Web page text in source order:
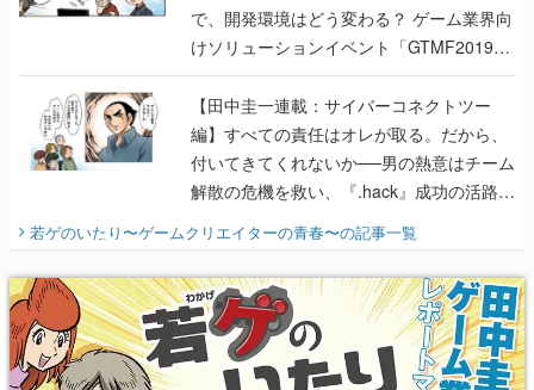
【田中圭一連載：サイバーコネクトツー
編】すべての責任はオレが取る。だから、
付いてきてくれないか──男の熱意はチーム
解散の危機を救い、『.hack』成功の活路を
開く。業界の快男児・松山 洋に流れる血は
『少年ジャンプ』色だった【若ゲのいた
り】
若ゲのいたり〜ゲームクリエイターの青春〜の記事一覧